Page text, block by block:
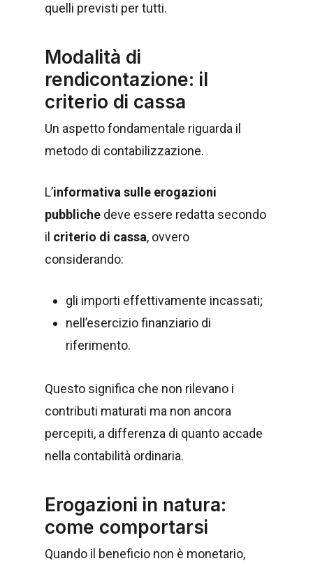
quelli previsti per tutti.
Modalità di
rendicontazione: il
criterio di cassa
Un aspetto fondamentale riguarda il
metodo di contabilizzazione.
L’informativa sulle erogazioni
pubbliche deve essere redatta secondo
il criterio di cassa, ovvero
considerando:
gli importi effettivamente incassati;
nell’esercizio finanziario di
riferimento.
Questo significa che non rilevano i
contributi maturati ma non ancora
percepiti, a differenza di quanto accade
nella contabilità ordinaria.
Erogazioni in natura:
come comportarsi
Quando il beneficio non è monetario,